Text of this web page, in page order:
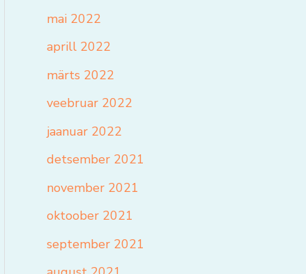
mai 2022
aprill 2022
märts 2022
veebruar 2022
jaanuar 2022
detsember 2021
november 2021
oktoober 2021
september 2021